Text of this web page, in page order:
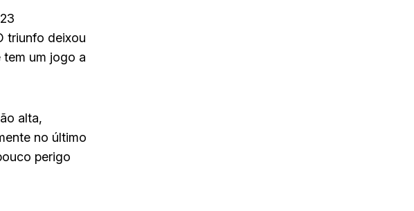
triunfo deixou
um jogo a
alta,
no último
perigo